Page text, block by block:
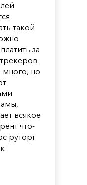
такой
за
много, но
всякое
что-
руторг